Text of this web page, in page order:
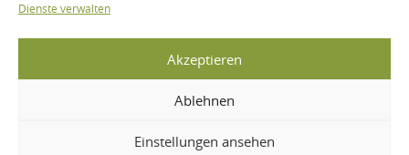
Dienste verwalten
Akzeptieren
Ablehnen
Einstellungen ansehen